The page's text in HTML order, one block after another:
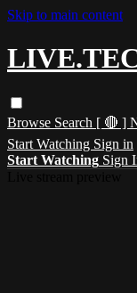
Skip to main content
Browse Search [ 🔴 ]
Start Watching Sign in
Start Watching Sign